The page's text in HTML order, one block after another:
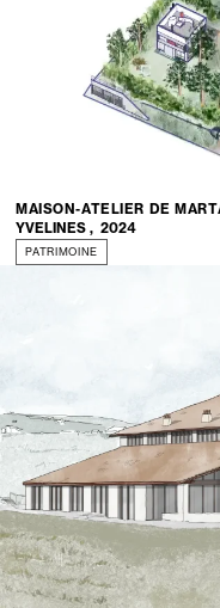
MAISON-ATELIER DE
YVELINES , 2024
PATRIMOINE